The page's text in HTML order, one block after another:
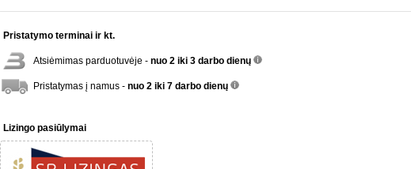
Pristatymo terminai ir kt.
Atsiėmimas parduotuvėje - nuo 2 iki 3 darbo dienų
Pristatymas į namus - nuo 2 iki 7 darbo dienų
Lizingo pasiūlymai